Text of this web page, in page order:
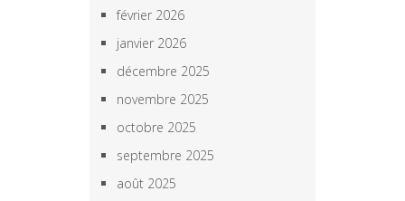
février 2026
janvier 2026
décembre 2025
novembre 2025
octobre 2025
septembre 2025
août 2025